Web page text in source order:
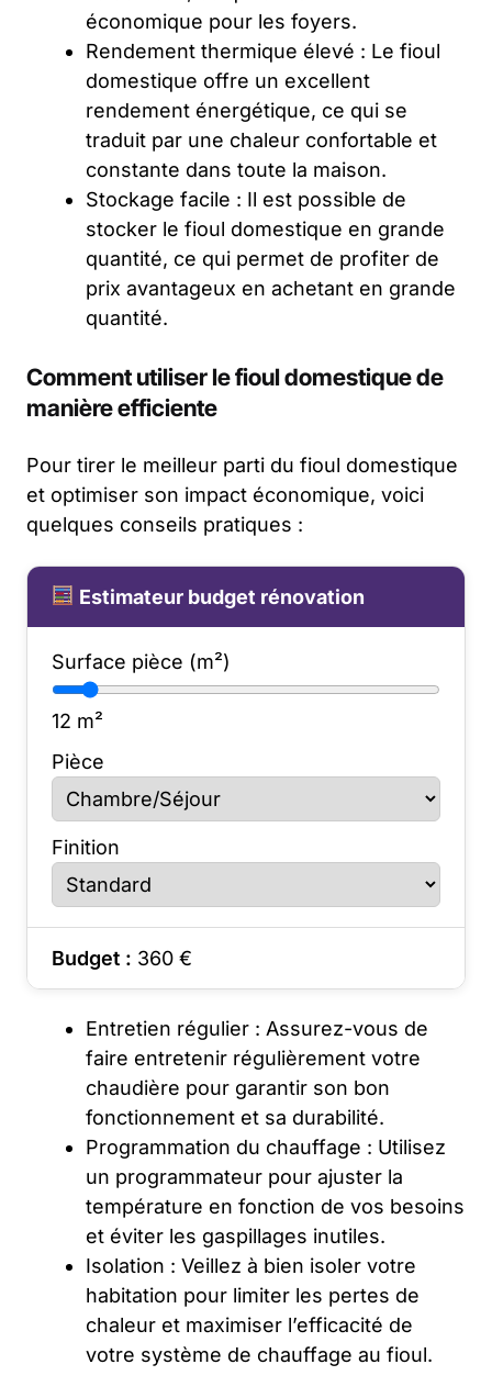
économique pour les foyers.
Rendement thermique élevé : Le fioul
domestique offre un excellent
rendement énergétique, ce qui se
traduit par une chaleur confortable et
constante dans toute la maison.
Stockage facile : Il est possible de
stocker le fioul domestique en grande
quantité, ce qui permet de profiter de
prix avantageux en achetant en grande
quantité.
Comment utiliser le fioul domestique de
manière efficiente
Pour tirer le meilleur parti du fioul domestique
et optimiser son impact économique, voici
quelques conseils pratiques :
Estimateur budget rénovation
Surface pièce (m²)
12 m²
Pièce
Finition
Budget : 360 €
Entretien régulier : Assurez-vous de
faire entretenir régulièrement votre
chaudière pour garantir son bon
fonctionnement et sa durabilité.
Programmation du chauffage : Utilisez
un programmateur pour ajuster la
température en fonction de vos besoins
et éviter les gaspillages inutiles.
Isolation : Veillez à bien isoler votre
habitation pour limiter les pertes de
chaleur et maximiser l’efficacité de
votre système de chauffage au fioul.